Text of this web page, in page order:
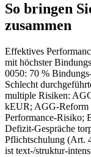
So bringen
zusammen
Effektives
mit höchster
0050: 70 %
Schlecht
multiple Risiken:
kEUR; AGG-Reform
Performance-Risiko;
Defizit-Gespräche
Pflichtschulung (Art.
ist text-/struktur-